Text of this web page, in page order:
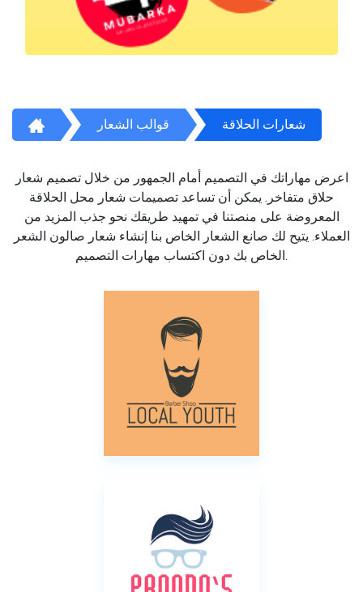
قوالب الشعار شعارات الحلاقة
اعرض مهاراتك في التصميم أمام الجمهور من خلال تصميم شعار
حلاق متفاخر. يمكن أن تساعد تصميمات شعار محل الحلاقة
المعروضة على منصتنا في تمهيد طريقك نحو جذب المزيد من
العملاء. يتيح لك صانع الشعار الخاص بنا إنشاء شعار صالون الشعر
الخاص بك دون اكتساب مهارات التصميم.